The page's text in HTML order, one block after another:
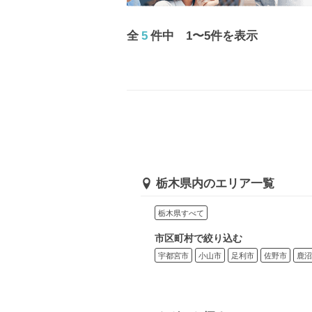
全 5 件中 1〜5件を表示
栃木県内のエリア一覧
栃木県すべて
市区町村で絞り込む
宇都宮市 小山市 足利市 佐野市 鹿